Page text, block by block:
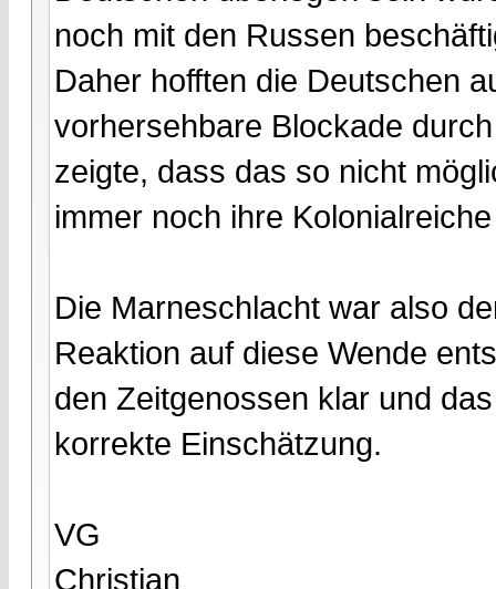
noch mit den Russen
Daher hofften die Deutschen
vorhersehbare Blockade
zeigte, dass das so nicht
immer noch ihre
Die Marneschlacht war also
Reaktion auf diese Wende
den Zeitgenossen klar und
korrekte Einschätzung.
VG
Christian